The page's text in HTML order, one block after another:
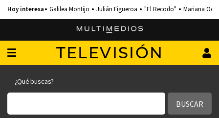
Galilea Montijo Julián Figueroa "El Recodo" Mariana
TELEVISIÓN
¿Qué buscas?
BUSCAR